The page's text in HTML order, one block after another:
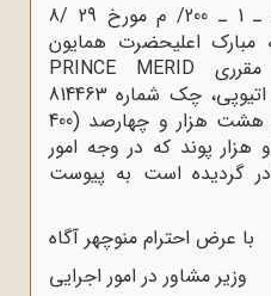
عطف به نامه شماره 83 ـ 1 ـ 200/ م مورخ 29 /8
مبارک اعلیحضرت همایون
شاهنشاه آریامهر درباره مقرری PRINCE MERID
BEYENE نوه امپراطور فقید اتیوپی، چک شماره 814463
به مبلغ دویست و پنجاه و هشت هزار و چهارصد (400
هزار پوند که در وجه امور
گردیده است به پیوست
با عرض احترام منوچهر آگاه
وزیر مشاور در امور اجرایی